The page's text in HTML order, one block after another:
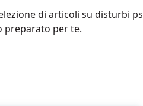
di articoli su disturbi
preparato per te.